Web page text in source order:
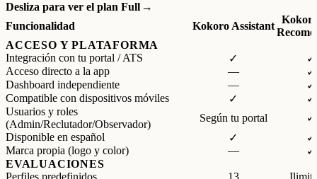
Desliza para ver el plan Full
Funcionalidad
Kokoro Assistant
ACCESO Y PLATAFORMA
Integración con tu portal / ATS
✓
✓
Acceso directo a la app
—
✓
Dashboard independiente
—
✓
Compatible con dispositivos móviles
✓
✓
Usuarios y roles
(Admin/Reclutador/Observador)
Según tu portal
✓
Disponible en español
✓
✓
Marca propia (logo y color)
—
✓
EVALUACIONES
Perfiles predefinidos
13